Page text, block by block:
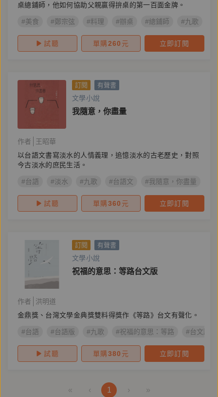
桌總鋪師，他如何協助父親贏得拚桌的第一百面金牌。
#美食 #鄭宗弦 #料理 #辦桌 #總鋪師 #九歌
試聽 單購260 元 立即訂閱
訂閱 有聲書
文學小說
我隨意，你盡量
作者
王昭華
以台語文書寫淡水的人情義理，追憶淡水的古老歷史，對照
今古淡水的庶民生活。
#台語 #淡水 #九歌 #台語文 #我隨意，你盡量
試聽 單購360 元 立即訂閱
訂閱 有聲書
文學小說
祝福的意思：等路台文版
作者
洪明道
金鼎獎、台灣文學金典獎雙料得獎作《等路》台文有聲化。
#台語 #台語版 #九歌 #祝福的意思：等路 #台文版
試聽 單購380 元 立即訂閱
« ‹ 1 › »